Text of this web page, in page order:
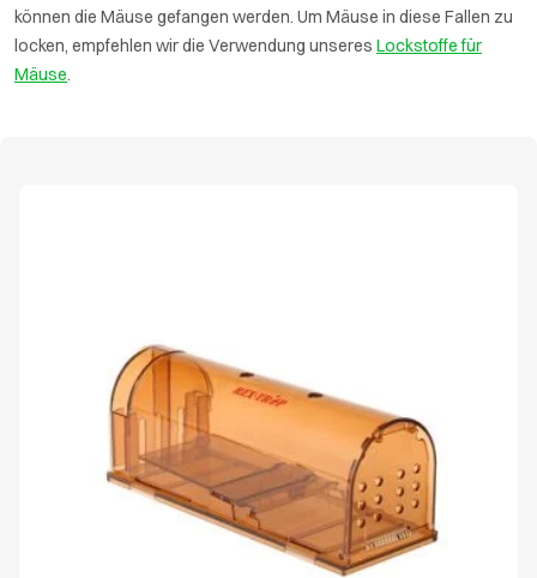
können die Mäuse gefangen werden. Um Mäuse in diese Fallen zu
locken, empfehlen wir die Verwendung unseres Lockstoffe für
Mäuse.